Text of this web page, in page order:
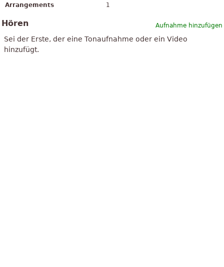
Arrangements
1
Aufnahme hinzufügen
Hören
Sei der Erste, der eine Tonaufnahme oder ein Video
hinzufügt.